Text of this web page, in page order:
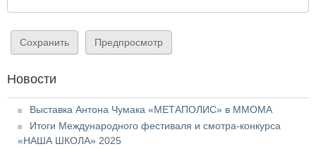
Новости
Выставка Антона Чумака «МЕТАПОЛИС» в ММОМА
Итоги Международного фестиваля и смотра-конкурса
«НАША ШКОЛА» 2025